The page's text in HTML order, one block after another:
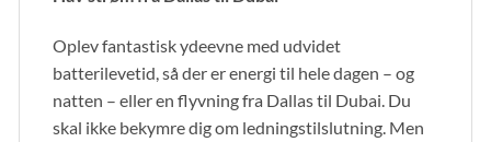
Oplev fantastisk ydeevne med udvidet
batterilevetid, så der er energi til hele dagen – og
natten – eller en flyvning fra Dallas til Dubai. Du
skal ikke bekymre dig om ledningstilslutning. Men